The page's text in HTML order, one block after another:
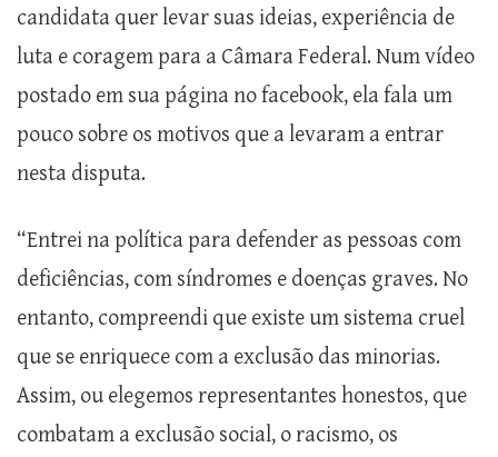
candidata quer levar suas ideias, experiência de
luta e coragem para a Câmara Federal. Num vídeo
postado em sua página no facebook, ela fala um
pouco sobre os motivos que a levaram a entrar
nesta disputa.
“Entrei na política para defender as pessoas com
deficiências, com síndromes e doenças graves. No
entanto, compreendi que existe um sistema cruel
que se enriquece com a exclusão das minorias.
Assim, ou elegemos representantes honestos, que
combatam a exclusão social, o racismo, os